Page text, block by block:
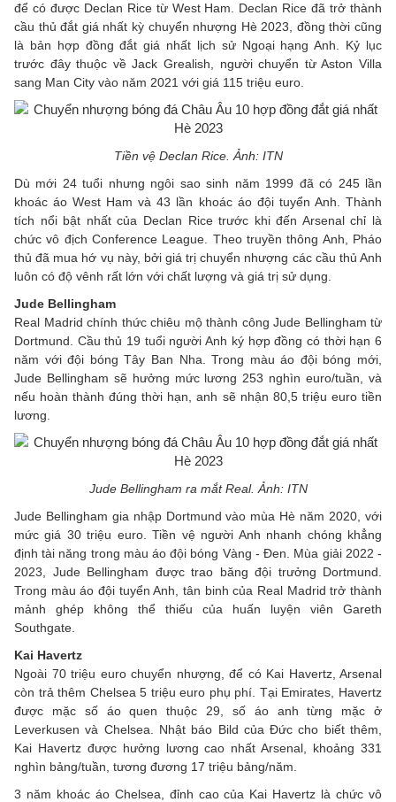
để có được Declan Rice từ West Ham. Declan Rice đã trở thành
cầu thủ đắt giá nhất kỳ chuyển nhượng Hè 2023, đồng thời cũng
là bản hợp đồng đắt giá nhất lịch sử Ngoại hạng Anh. Kỷ lục
trước đây thuộc về Jack Grealish, người chuyển từ Aston Villa
sang Man City vào năm 2021 với giá 115 triệu euro.
Tiền vệ Declan Rice. Ảnh: ITN
Dù mới 24 tuổi nhưng ngôi sao sinh năm 1999 đã có 245 lần
khoác áo West Ham và 43 lần khoác áo đội tuyển Anh. Thành
tích nổi bật nhất của Declan Rice trước khi đến Arsenal chỉ là
chức vô địch Conference League. Theo truyền thông Anh, Pháo
thủ đã mua hớ vụ này, bởi giá trị chuyển nhượng các cầu thủ Anh
luôn có độ vênh rất lớn với chất lượng và giá trị sử dụng.
Jude Bellingham
Real Madrid chính thức chiêu mộ thành công Jude Bellingham từ
Dortmund. Cầu thủ 19 tuổi người Anh ký hợp đồng có thời hạn 6
năm với đội bóng Tây Ban Nha. Trong màu áo đội bóng mới,
Jude Bellingham sẽ hưởng mức lương 253 nghìn euro/tuần, và
nếu hoàn thành đúng thời hạn, anh sẽ nhận 80,5 triệu euro tiền
lương.
Jude Bellingham ra mắt Real. Ảnh: ITN
Jude Bellingham gia nhập Dortmund vào mùa Hè năm 2020, với
mức giá 30 triệu euro. Tiền vệ người Anh nhanh chóng khẳng
định tài năng trong màu áo đội bóng Vàng - Đen. Mùa giải 2022 -
2023, Jude Bellingham được trao băng đội trưởng Dortmund.
Trong màu áo đội tuyển Anh, tân binh của Real Madrid trở thành
mảnh ghép không thể thiếu của huấn luyện viên Gareth
Southgate.
Kai Havertz
Ngoài 70 triệu euro chuyển nhượng, để có Kai Havertz, Arsenal
còn trả thêm Chelsea 5 triệu euro phụ phí. Tại Emirates, Havertz
được mặc số áo quen thuộc 29, số áo anh từng mặc ở
Leverkusen và Chelsea. Nhật báo Bild của Đức cho biết thêm,
Kai Havertz được hưởng lương cao nhất Arsenal, khoảng 331
nghìn bảng/tuần, tương đương 17 triệu bảng/năm.
3 năm khoác áo Chelsea, đỉnh cao của Kai Havertz là chức vô